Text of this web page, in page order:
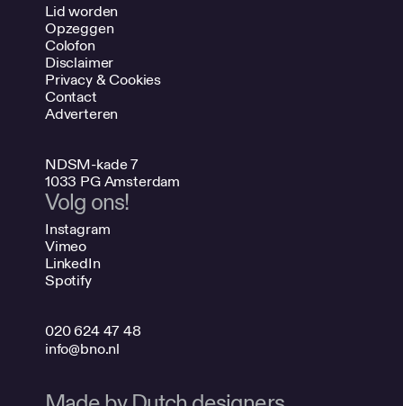
Lid worden
Opzeggen
Colofon
Disclaimer
Privacy & Cookies
Contact
Adverteren
NDSM-kade 7
1033 PG Amsterdam
Volg ons!
Instagram
Vimeo
LinkedIn
Spotify
020 624 47 48
info@bno.nl